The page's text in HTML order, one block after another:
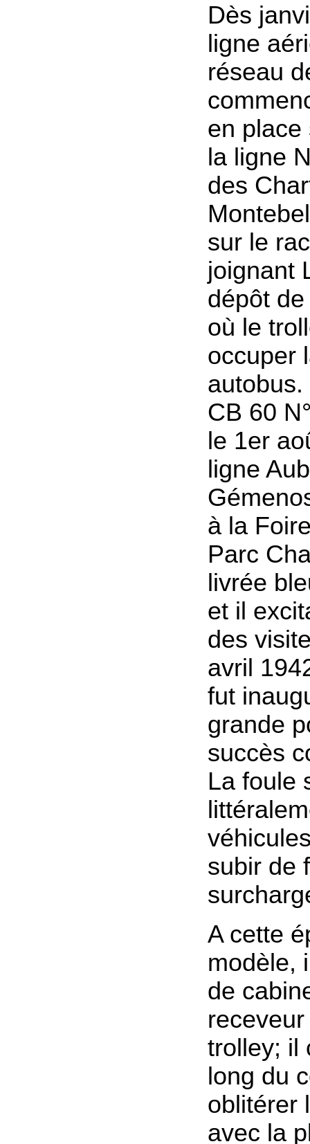
Dès
ligne
réseau
en place
la ligne
des
sur le
joignant
dépôt
où le
occuper
CB 60
le 1er
ligne
à la
Parc
livrée
et il
des
avril
fut
grande
succès
La foule
subir de
A cette
modèle,
de
trolley; il
long du
oblitérer
avec la